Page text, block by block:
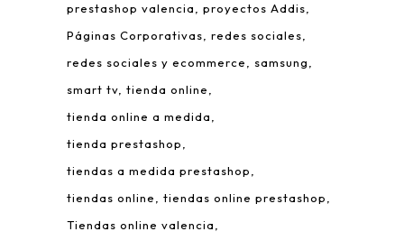
prestashop valencia
proyectos Addis
Páginas Corporativas
redes sociales
redes sociales y ecommerce
samsung
smart tv tienda online
tienda online a medida
tienda prestashop
tiendas a medida prestashop
tiendas online
tiendas online prestashop
Tiendas online valencia